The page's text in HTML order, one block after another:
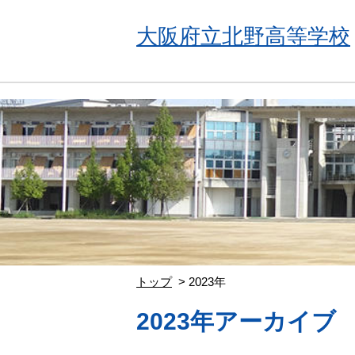
大阪府立北野高等学校
トップ 2023年
2023年アーカイブ